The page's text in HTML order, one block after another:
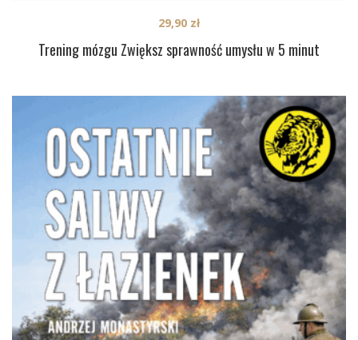
Trening mózgu Zwiększ sprawność umysłu w 5 minut
29,90 zł